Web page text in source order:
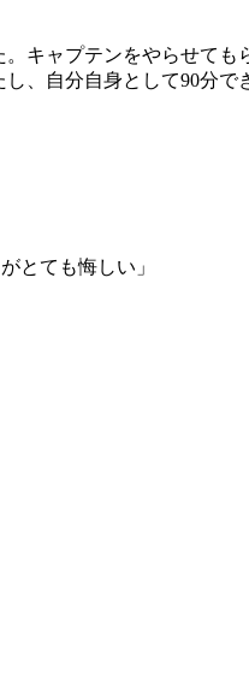
キャプテンをやらせて
、自分自身として90分
とても悔しい」